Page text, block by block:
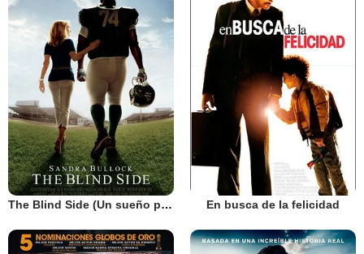
The Blind Side (Un sueño posible) En busca de la felicidad